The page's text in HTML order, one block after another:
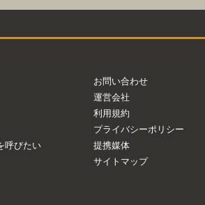
呼びたい
お問い合わせ
運営会社
利用規約
プライバシーポリシー
提携媒体
サイトマップ